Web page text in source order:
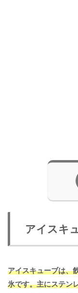
アイスキ
アイスキューブは、
氷です。主にステン